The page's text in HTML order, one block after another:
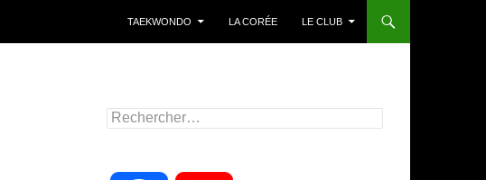
TAEKWONDO LA CORÉE LE CLUB
Rechercher :